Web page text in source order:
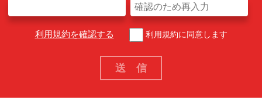
利用規約を確認する 利用規約に同意します